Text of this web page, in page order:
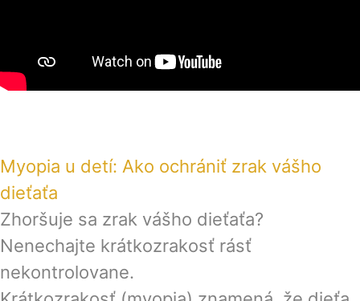
Myopia u detí: Ako ochrániť zrak vášho
dieťaťa
Zhoršuje sa zrak vášho dieťaťa?
Nenechajte krátkozrakosť rásť
nekontrolovane.